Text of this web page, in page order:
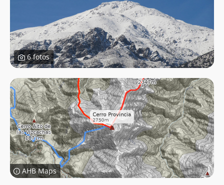
6 fotos
AHB Maps